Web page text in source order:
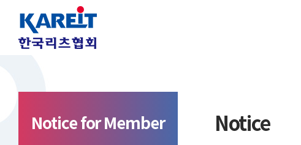
Notice for Member Notice